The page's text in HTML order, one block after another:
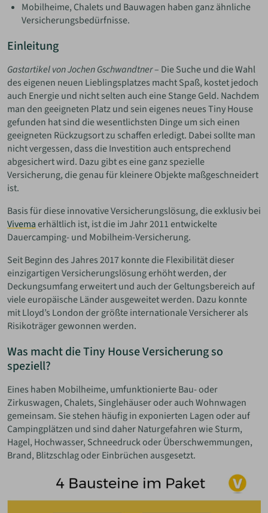
Mobilheime, Chalets und Bauwagen haben ganz ähnliche
Versicherungsbedürfnisse.
Einleitung
Gastartikel von Jochen Gschwandtner– Die Suche und die Wahl
des eigenen neuen Lieblingsplatzes macht Spaß, kostet jedoch
auch Energie und nicht selten auch eine Stange Geld. Nachdem
man den geeigneten Platz und sein eigenes neues Tiny House
gefunden hat sind die wesentlichsten Dinge um sich einen
geeigneten Rückzugsort zu schaffen erledigt. Dabei sollte man
nicht vergessen, dass die Investition auch entsprechend
abgesichert wird. Dazu gibt es eine ganz spezielle
Versicherung, die genau für kleinere Objekte maßgeschneidert
ist.
Basis für diese innovative Versicherungslösung, die exklusiv bei
Vivemaerhältlich ist, ist die im Jahr 2011 entwickelte
Dauercamping- und Mobilheim-Versicherung.
Seit Beginn des Jahres 2017 konnte die Flexibilität dieser
einzigartigen Versicherungslösung erhöht werden, der
Deckungsumfang erweitert und auch der Geltungsbereich auf
viele europäische Länder ausgeweitet werden. Dazu konnte
mit Lloyd’s London der größte internationale Versicherer als
Risikoträger gewonnen werden.
Was macht die Tiny House Versicherung so
speziell?
Eines haben Mobilheime, umfunktionierte Bau- oder
Zirkuswagen, Chalets, Singlehäuser oder auch Wohnwagen
gemeinsam. Sie stehen häufig in exponierten Lagen oder auf
Campingplätzen und sind daher Naturgefahren wie Sturm,
Hagel, Hochwasser, Schneedruck oder Überschwemmungen,
Brand, Blitzschlag oder Einbrüchen ausgesetzt.